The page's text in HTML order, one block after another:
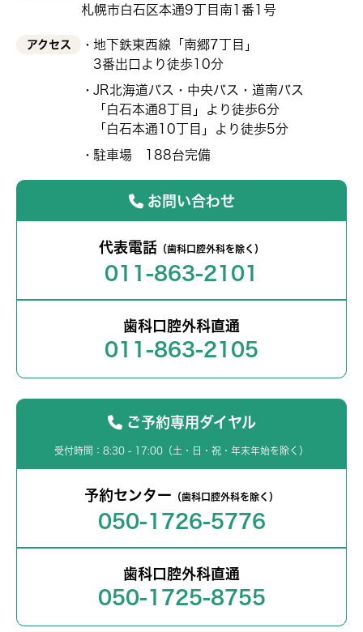
札幌市白石区本通9丁目南1番1号
アクセス
地下鉄東西線「南郷7丁目」
3番出口より徒歩10分
JR北海道バス・中央バス・道南バス
「白石本通8丁目」より徒歩6分
「白石本通10丁目」より徒歩5分
駐車場 188台完備
お問い合わせ
代表電話 （歯科口腔外科を除く）
011-863-2101
歯科口腔外科直通
011-863-2105
ご予約専用ダイヤル
受付時間：8:30 - 17:00（土・日・祝・年末年始を除く）
予約センター （歯科口腔外科を除く）
050-1726-5776
歯科口腔外科直通
050-1725-8755